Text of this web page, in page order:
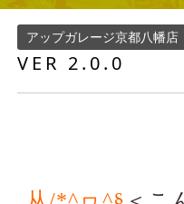
アップガレージ京都八幡店
VER 2.0.0